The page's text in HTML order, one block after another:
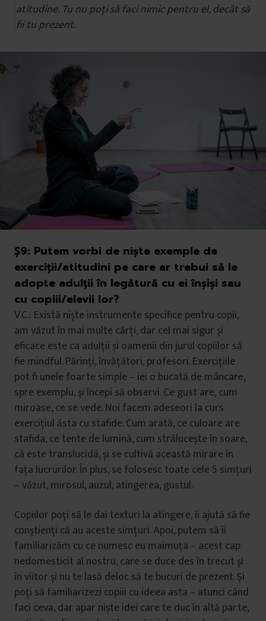
atitudine. Tu nu poți să faci nimic pentru el, decât să
fii tu prezent.
Ș9: Putem vorbi de niște exemple de
exerciții/atitudini pe care ar trebui să le
adopte adulții în legătură cu ei înșiși sau
cu copiii/elevii lor?
V.C.: Există niște instrumente specifice pentru copii,
am văzut în mai multe cărți, dar cel mai sigur și
eficace este ca adulții și oamenii din jurul copiilor să
fie mindful. Părinți, învățători, profesori. Exercițiile
pot fi unele foarte simple – iei o bucată de mâncare,
spre exemplu, și începi să observi. Ce gust are, cum
miroase, ce se vede. Noi facem adeseori la curs
exercițiul ăsta cu stafide. Cum arată, ce culoare are
stafida, ce tente de lumină, cum strălucește în soare,
că este translucidă, și se cultivă această mirare în
fața lucrurilor. În plus, se folosesc toate cele 5 simțuri
– văzut, mirosul, auzul, atingerea, gustul.
Copiilor poți să le dai texturi la atingere, îi ajută să fie
conștienți că au aceste simțuri. Apoi, putem să îi
familiarizăm cu ce numesc eu maimuța – acest cap
nedomesticit al nostru, care se duce des în trecut și
în viitor și nu te lasă deloc să te bucuri de prezent. Și
poți să familiarizezi copiii cu ideea asta – atunci când
faci ceva, dar apar niște idei care te duc în altă parte,